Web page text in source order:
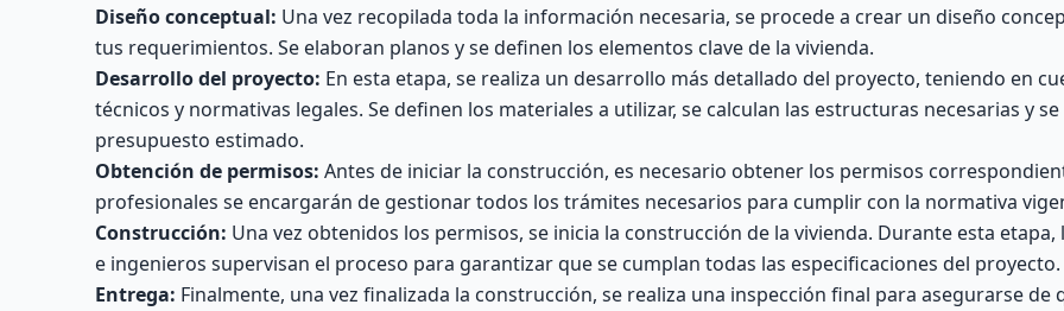
Diseño conceptual: Una vez recopilada toda la información necesaria, se procede a crear un diseño
tus requerimientos. Se elaboran planos y se definen los elementos clave de la vivienda.
Desarrollo del proyecto: En esta etapa, se realiza un desarrollo más detallado del proyecto, teniendo en
técnicos y normativas legales. Se definen los materiales a utilizar, se calculan las estructuras necesarias y
presupuesto estimado.
Obtención de permisos: Antes de iniciar la construcción, es necesario obtener los permisos
profesionales se encargarán de gestionar todos los trámites necesarios para cumplir con la normativa
Construcción: Una vez obtenidos los permisos, se inicia la construcción de la vivienda. Durante esta
e ingenieros supervisan el proceso para garantizar que se cumplan todas las especificaciones del proyecto.
Entrega: Finalmente, una vez finalizada la construcción, se realiza una inspección final para asegurarse de